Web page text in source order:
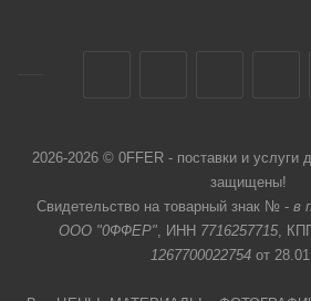
2026-2026 © 0FFER - поставки и услуги
защищены!
Свидетельство на товарный знак № - в
ООО "0ФФЕР", ИНН 7716257715,
1267700022754 от